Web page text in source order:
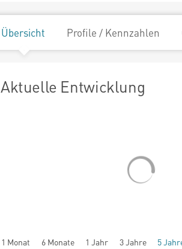
Übersicht Profile / Kennzahlen
Aktuelle Entwicklung
1 Monat 6 Monate 1 Jahr 3 Jahre 5